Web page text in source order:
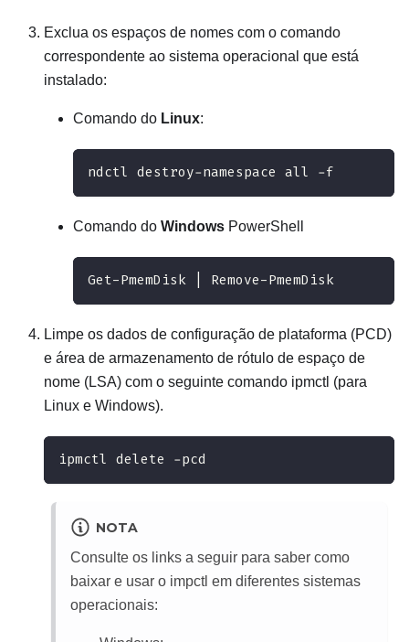
Exclua os espaços de nomes com o comando
correspondente ao sistema operacional que está
instalado:
Comando do Linux:
ndctl destroy-namespace all -f
Comando do Windows PowerShell
Get-PmemDisk | Remove-PmemDisk
Limpe os dados de configuração de plataforma (PCD)
e área de armazenamento de rótulo de espaço de
nome (LSA) com o seguinte comando ipmctl (para
Linux e Windows).
ipmctl delete -pcd
NOTA
Consulte os links a seguir para saber como
baixar e usar o impctl em diferentes sistemas
operacionais: